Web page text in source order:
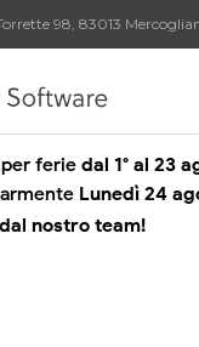
98, 83013
ferie dal 1° al 23
Lunedì 24
nostro team!